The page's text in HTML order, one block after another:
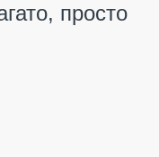
просто